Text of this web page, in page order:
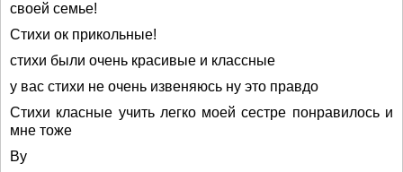
своей семье!
Стихи ок прикольные!
стихи были очень красивые и классные
у вас стихи не очень извеняюсь ну это правдо
Стихи класные учить легко моей сестре понравилось и
мне тоже
Ву